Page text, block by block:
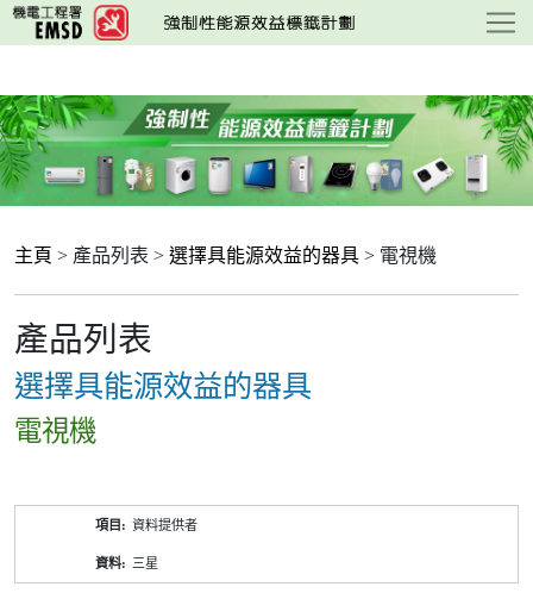
跳
至
要
內
容
主頁 > 產品列表 > 選擇具能源效益的器具 > 電視機
產品列表
選擇具能源效益的器具
電視機
資料提供者
三星